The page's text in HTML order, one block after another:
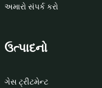
અમારો સંપર્ક કરો
ઉત્પાદનો
ગેસ ટ્રીટમેન્ટ